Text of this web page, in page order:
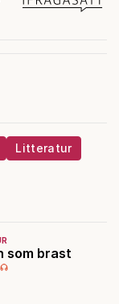
Litteratur
som brast